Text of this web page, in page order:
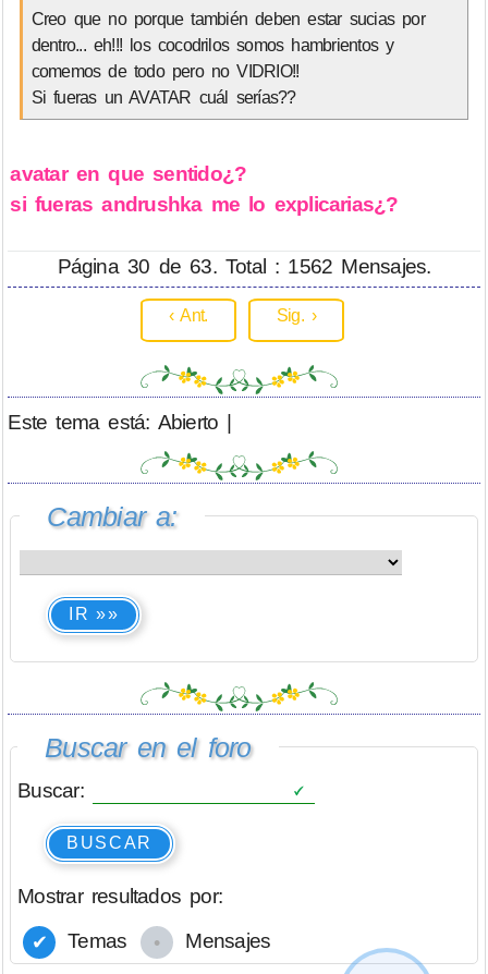
Creo que no porque también deben estar sucias por
dentro... eh!!! los cocodrilos somos hambrientos y
comemos de todo pero no VIDRIO!!
Si fueras un AVATAR cuál serías??
avatar en que sentido¿?
si fueras andrushka me lo explicarias¿?
Página 30 de 63. Total : 1562 Mensajes.
‹ Ant. Sig. ›
Este tema está: Abierto |
Cambiar a:
IR »»
Buscar en el foro
Buscar:
BUSCAR
Mostrar resultados por:
Temas
Mensajes